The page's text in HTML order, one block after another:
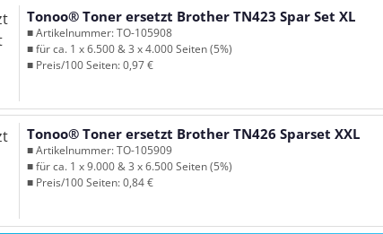
Tonoo® Toner ersetzt Brother TN423 Spar Set XL
■ Artikelnummer: TO-105908
■ für ca. 1 x 6.500 & 3 x 4.000 Seiten (5%)
■ Preis/100 Seiten: 0,97 €
Tonoo® Toner ersetzt Brother TN426 Sparset XXL
■ Artikelnummer: TO-105909
■ für ca. 1 x 9.000 & 3 x 6.500 Seiten (5%)
■ Preis/100 Seiten: 0,84 €